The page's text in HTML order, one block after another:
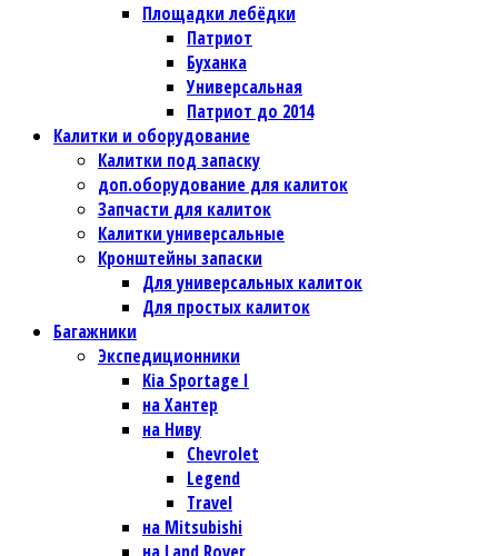
Площадки лебёдки
Патриот
Буханка
Универсальная
Патриот до 2014
Калитки и оборудование
Калитки под запаску
доп.оборудование для калиток
Запчасти для калиток
Калитки универсальные
Кронштейны запаски
Для универсальных калиток
Для простых калиток
Багажники
Экспедиционники
Kia Sportage I
на Хантер
на Ниву
Chevrolet
Legend
Travel
на Mitsubishi